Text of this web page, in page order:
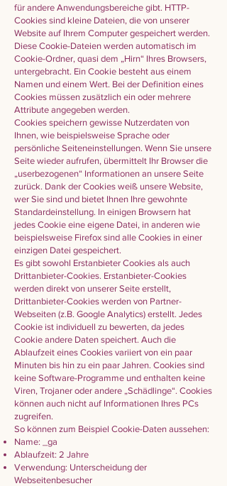
für andere Anwendungsbereiche gibt. HTTP-
Cookies sind kleine Dateien, die von unserer
Website auf Ihrem Computer gespeichert werden.
Diese Cookie-Dateien werden automatisch im
Cookie-Ordner, quasi dem „Hirn“ Ihres Browsers,
untergebracht. Ein Cookie besteht aus einem
Namen und einem Wert. Bei der Definition eines
Cookies müssen zusätzlich ein oder mehrere
Attribute angegeben werden.
Cookies speichern gewisse Nutzerdaten von
Ihnen, wie beispielsweise Sprache oder
persönliche Seiteneinstellungen. Wenn Sie unsere
Seite wieder aufrufen, übermittelt Ihr Browser die
„userbezogenen“ Informationen an unsere Seite
zurück. Dank der Cookies weiß unsere Website,
wer Sie sind und bietet Ihnen Ihre gewohnte
Standardeinstellung. In einigen Browsern hat
jedes Cookie eine eigene Datei, in anderen wie
beispielsweise Firefox sind alle Cookies in einer
einzigen Datei gespeichert.
Es gibt sowohl Erstanbieter Cookies als auch
Drittanbieter-Cookies. Erstanbieter-Cookies
werden direkt von unserer Seite erstellt,
Drittanbieter-Cookies werden von Partner-
Webseiten (z.B. Google Analytics) erstellt. Jedes
Cookie ist individuell zu bewerten, da jedes
Cookie andere Daten speichert. Auch die
Ablaufzeit eines Cookies variiert von ein paar
Minuten bis hin zu ein paar Jahren. Cookies sind
keine Software-Programme und enthalten keine
Viren, Trojaner oder andere „Schädlinge“. Cookies
können auch nicht auf Informationen Ihres PCs
zugreifen.
So können zum Beispiel Cookie-Daten aussehen:
Name: _ga
Ablaufzeit: 2 Jahre
Verwendung: Unterscheidung der
Webseitenbesucher